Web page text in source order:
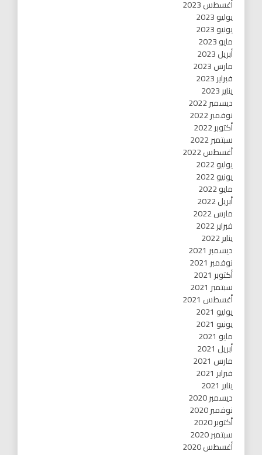
أغسطس 2023
يوليو 2023
يونيو 2023
مايو 2023
أبريل 2023
مارس 2023
فبراير 2023
يناير 2023
ديسمبر 2022
نوفمبر 2022
أكتوبر 2022
سبتمبر 2022
أغسطس 2022
يوليو 2022
يونيو 2022
مايو 2022
أبريل 2022
مارس 2022
فبراير 2022
يناير 2022
ديسمبر 2021
نوفمبر 2021
أكتوبر 2021
سبتمبر 2021
أغسطس 2021
يوليو 2021
يونيو 2021
مايو 2021
أبريل 2021
مارس 2021
فبراير 2021
يناير 2021
ديسمبر 2020
نوفمبر 2020
أكتوبر 2020
سبتمبر 2020
أغسطس 2020